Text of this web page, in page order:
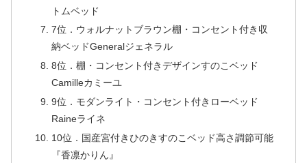
トムベッド
7位．ウォルナットブラウン棚・コンセント付き収
納ベッドGeneralジェネラル
8位．棚・コンセント付きデザインすのこベッド
Camilleカミーユ
9位．モダンライト・コンセント付きローベッド
Raineライネ
10位．国産宮付きひのきすのこベッド高さ調節可能
『香凛かりん』